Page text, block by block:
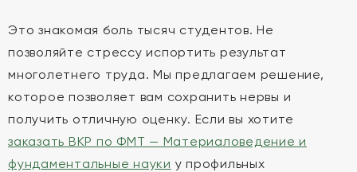
Это знакомая боль тысяч студентов. Не
позволяйте стрессу испортить результат
многолетнего труда. Мы предлагаем решение,
которое позволяет вам сохранить нервы и
получить отличную оценку. Если вы хотите
заказать ВКР по ФМТ — Материаловедение и
фундаментальные науки у профильных